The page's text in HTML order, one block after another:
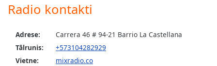
Radio kontakti
Adrese:
Carrera 46 # 94-21 Barrio La Castellana
Tālrunis:
+573104282929
Vietne:
mixradio.co